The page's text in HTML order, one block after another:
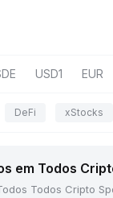
USD1 EUR
DeFi xStocks
em Todos
Todos Cripto